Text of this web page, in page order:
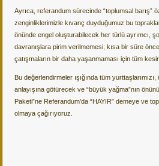
Ayrıca, referandum sürecinde “toplumsal barış”
zenginliklerimizle kıvanç duyduğumuz bu
önünde engel oluşturabilecek her türlü ayrımcı,
davranışlara pirim verilmemesi; kısa bir süre
çatışmaların bir daha yaşanmaması için tüm
Bu değerlendirmeler ışığında tüm
anlayışına götürecek ve “büyük yağma”nın
Paketi”ne Referandum’da “HAYIR” demeye ve
olmaya çağırıyoruz.